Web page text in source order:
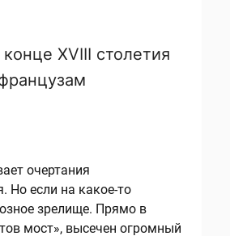
XVIII столетия
очертания
Но если на какое-то
зрелище. Прямо в
мост», высечен огромный